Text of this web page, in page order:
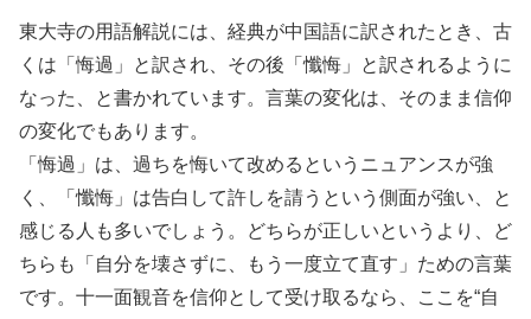
東大寺の用語解説には、経典が中国語に訳されたとき、古
くは「悔過」と訳され、その後「懺悔」と訳されるように
なった、と書かれています。言葉の変化は、そのまま信仰
の変化でもあります。
「悔過」は、過ちを悔いて改めるというニュアンスが強
く、「懺悔」は告白して許しを請うという側面が強い、と
感じる人も多いでしょう。どちらが正しいというより、ど
ちらも「自分を壊さずに、もう一度立て直す」ための言葉
です。十一面観音を信仰として受け取るなら、ここを“自